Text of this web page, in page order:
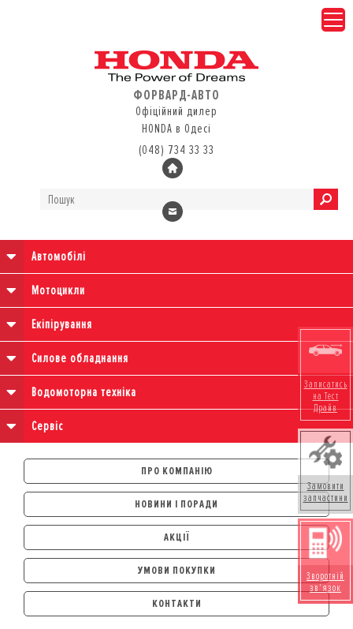
ФОРВАРД-АВТО
Офіційний дилер
HONDA в Одесі
(048) 734 33 33
Автомобілі
Мотоцикли
Екіпірування
Силове обладнання
Водомоторна техніка
Сервіс
ПРО КОМПАНІЮ
НОВИНИ І ПОРАДИ
АКЦІЇ
УМОВИ ПОКУПКИ
АВТОМОБІЛІ
ЛІЗИНГ
КОНТАКТИ
Записатись
на Тест
Драйв
Замовити
запчастини
Зворотній
зв'язок